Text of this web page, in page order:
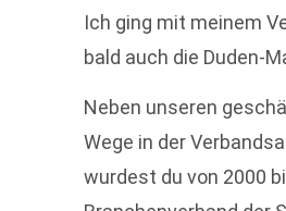
Ich ging mit meinem
bald auch die Duden-
Neben unseren
Wege in der
wurdest du von 2000